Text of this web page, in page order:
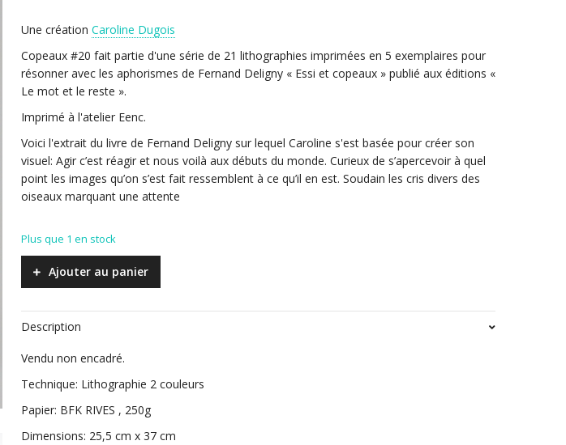
Une création Caroline Dugois
Copeaux #20 fait partie d'une série de 21 lithographies imprimées en 5 exemplaires pour
résonner avec les aphorismes de Fernand Deligny « Essi et copeaux » publié aux éditions «
Le mot et le reste ».
Imprimé à l'atelier Eenc.
Voici l'extrait du livre de Fernand Deligny sur lequel Caroline s'est basée pour créer son
visuel: Agir c’est réagir et nous voilà aux débuts du monde. Curieux de s’apercevoir à quel
point les images qu’on s’est fait ressemblent à ce qu’il en est. Soudain les cris divers des
oiseaux marquant une attente
Plus que 1 en stock
Ajouter au panier
Description
Vendu non encadré.
Technique: Lithographie 2 couleurs
Papier: BFK RIVES , 250g
Dimensions: 25,5 cm x 37 cm